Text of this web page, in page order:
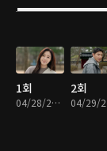
1회
04/28/2025 • 34분
2회